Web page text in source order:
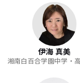
伊海 真美
湘南白百合学園中学・